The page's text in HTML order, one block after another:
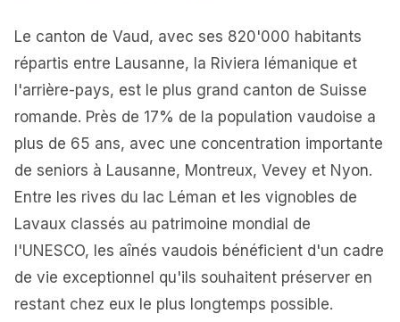
Le canton de Vaud, avec ses 820'000 habitants
répartis entre Lausanne, la Riviera lémanique et
l'arrière-pays, est le plus grand canton de Suisse
romande. Près de 17% de la population vaudoise a
plus de 65 ans, avec une concentration importante
de seniors à Lausanne, Montreux, Vevey et Nyon.
Entre les rives du lac Léman et les vignobles de
Lavaux classés au patrimoine mondial de
l'UNESCO, les aînés vaudois bénéficient d'un cadre
de vie exceptionnel qu'ils souhaitent préserver en
restant chez eux le plus longtemps possible.